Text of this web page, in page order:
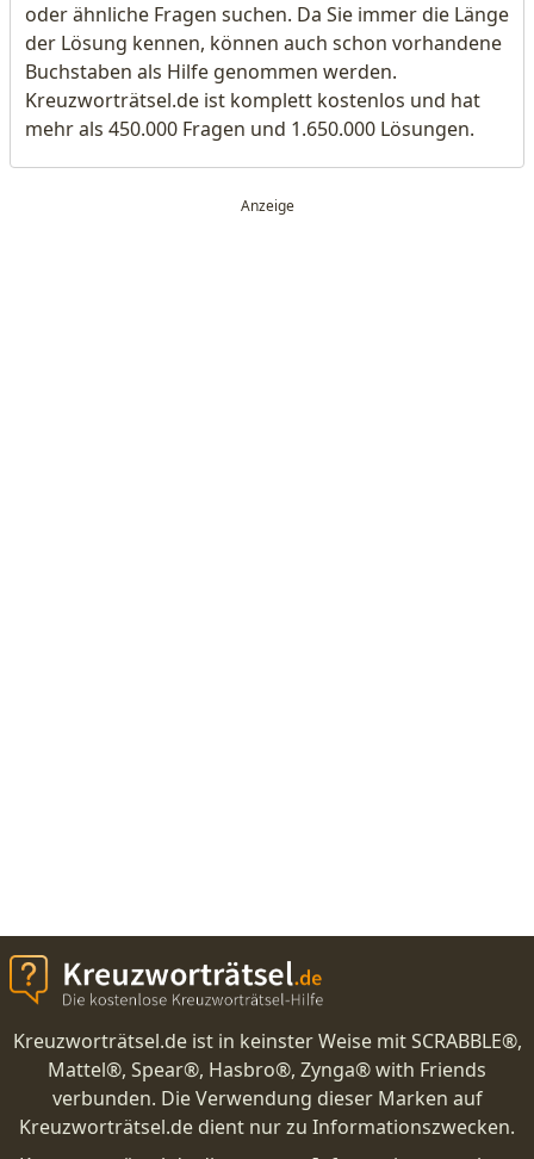
oder ähnliche Fragen suchen. Da Sie immer die Länge
der Lösung kennen, können auch schon vorhandene
Buchstaben als Hilfe genommen werden.
Kreuzworträtsel.de ist komplett kostenlos und hat
mehr als 450.000 Fragen und 1.650.000 Lösungen.
Kreuzworträtsel.de ist in keinster Weise mit SCRABBLE®,
Mattel®, Spear®, Hasbro®, Zynga® with Friends
verbunden. Die Verwendung dieser Marken auf
Kreuzworträtsel.de dient nur zu Informationszwecken.